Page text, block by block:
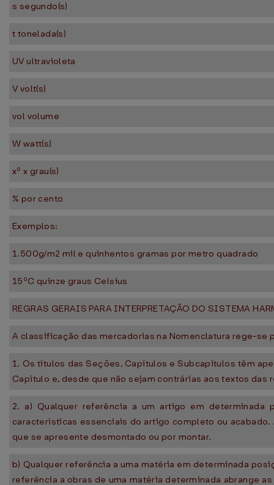
s segundo(s)
t tonelada(s)
UV ultravioleta
V volt(s)
vol volume
W watt(s)
xº x grau(s)
% por cento
Exemplos:
1.500g/m2 mil e quinhentos gramas por metro quadrado
15ºC quinze graus Celsius
REGRAS GERAIS PARA INTERPRETAÇÃO DO SISTEMA
A classificação das mercadorias na Nomenclatura rege-se
1. Os títulos das Seções, Capítulos e Subcapítulos têm
Capítulo e, desde que não sejam contrárias aos textos
2. a) Qualquer referência a um artigo em
características essenciais do artigo completo ou
que se apresente desmontado ou por montar.
b) Qualquer referência a uma matéria em determinada
referência a obras de uma matéria determinada abrange